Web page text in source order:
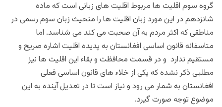
گروه سوم اقلیت ها مربوط اقلیت های زبانی است که ماده
شانزدهم در این مورد زبان اقلیت ها را منحیث زبان سوم رسمی در
مناطقی که اکثر مردم به آن صحبت می کند می شناسد. اما
متاسفانه قانون اساسی افغانستان به پدیده اقلیت اشاره صریح و
مستقیم ندارد و در قسمت محافظت و بقاء این اقلیت ها نیز
مطلبی ذکر نشده که یکی از خلاء های قانون اساسی فعلی
افغانستان به شمار می رود و نیاز است تا در تعدیل آینده به این
موضوع توجه صورت گیرد.